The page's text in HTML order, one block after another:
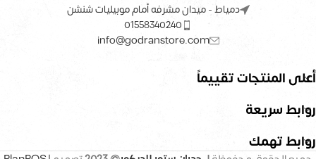
دمياط - ميدان مشرفه أمام موبيليات شنشن
01558340240
info@godranstore.com
أعلى المنتجات تقييماً
روابط سريعة
روابط تهمك